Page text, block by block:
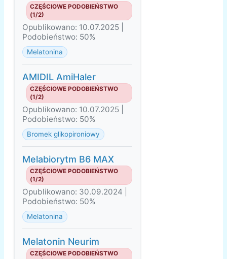
CZĘŚCIOWE PODOBIEŃSTWO
(1/2)
Opublikowano: 10.07.2025 |
Podobieństwo: 50%
Melatonina
AMIDIL AmiHaler
CZĘŚCIOWE PODOBIEŃSTWO
(1/2)
Opublikowano: 10.07.2025 |
Podobieństwo: 50%
Bromek glikopironiowy
Melabiorytm B6 MAX
CZĘŚCIOWE PODOBIEŃSTWO
(1/2)
Opublikowano: 30.09.2024 |
Podobieństwo: 50%
Melatonina
Melatonin Neurim
CZĘŚCIOWE PODOBIEŃSTWO